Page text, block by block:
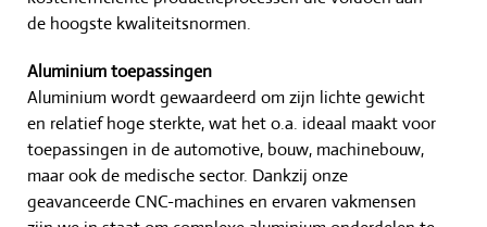
Aluminium wordt gewaardeerd om zijn lichte gewicht
en relatief hoge sterkte, wat het o.a. ideaal maakt voor
toepassingen in de automotive, bouw, machinebouw,
maar ook de medische sector. Dankzij onze
geavanceerde CNC-machines en ervaren vakmensen
zijn we in staat om complexe aluminium onderdelen te
vervaardigen die voldoen aan de specifieke eisen van
deze industrieën.